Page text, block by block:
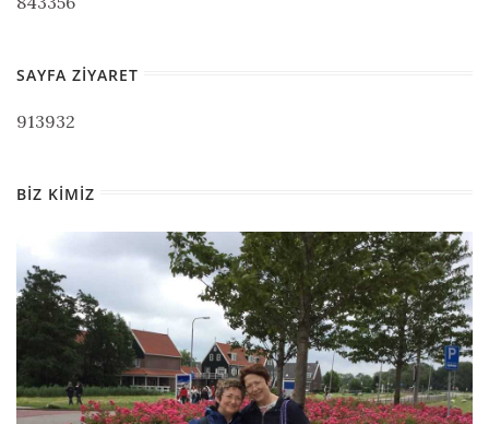
SAYFA ZIYARET
913932
BIZ KIMIZ